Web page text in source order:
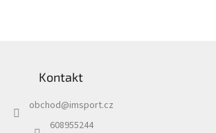
c
í
r
v
Kontakt
obchod@imsport.cz
608955244